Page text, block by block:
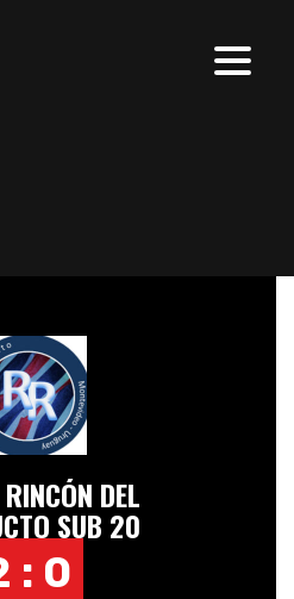
RINCÓN DEL
SUB 20
: 0